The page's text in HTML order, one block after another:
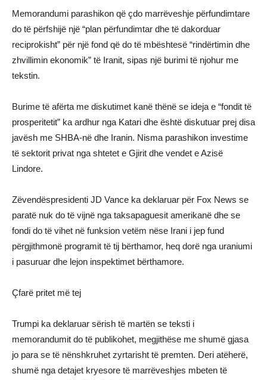
Memorandumi parashikon që çdo marrëveshje përfundimtare
do të përfshijë një “plan përfundimtar dhe të dakorduar
reciprokisht” për një fond që do të mbështesë “rindërtimin dhe
zhvillimin ekonomik” të Iranit, sipas një burimi të njohur me
tekstin.
Burime të afërta me diskutimet kanë thënë se ideja e “fondit të
prosperitetit” ka ardhur nga Katari dhe është diskutuar prej disa
javësh me SHBA-në dhe Iranin. Nisma parashikon investime
të sektorit privat nga shtetet e Gjirit dhe vendet e Azisë
Lindore.
Zëvendëspresidenti JD Vance ka deklaruar për Fox News se
paratë nuk do të vijnë nga taksapaguesit amerikanë dhe se
fondi do të vihet në funksion vetëm nëse Irani i jep fund
përgjithmonë programit të tij bërthamor, heq dorë nga uraniumi
i pasuruar dhe lejon inspektimet bërthamore.
Çfarë pritet më tej
Trumpi ka deklaruar sërish të martën se teksti i
memorandumit do të publikohet, megjithëse me shumë gjasa
jo para se të nënshkruhet zyrtarisht të premten. Deri atëherë,
shumë nga detajet kryesore të marrëveshjes mbeten të